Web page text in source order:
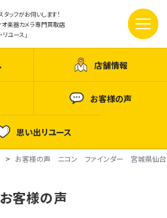
タッフがお伺いします！
オ楽器カメラ専門買取店
リユース」
店舗情報
お客様の声
思い出リユース
お客様の声 ニコン ファインダー 宮城県仙
お客様の声